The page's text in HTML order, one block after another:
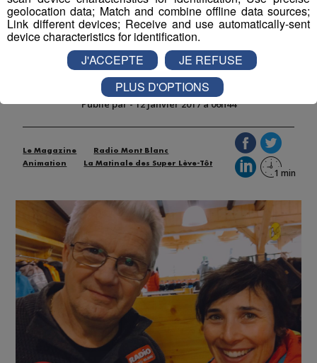
INITIATION AU CURLING AUX
CONTAMINES MONTJOIE AVEC
LES CHAMPIONS DE FRANCE !
Publié par-12 janvier 2017 à 06h44
Le Magazine
Radio Mont Blanc
Animation
La Matinale des Super Lève-Tôt
geolocation data; Match and combine offline data sources;
Link different devices; Receive and use automatically-sent
device characteristics for identification.
J'ACCEPTE
JE REFUSE
PLUS D'OPTIONS